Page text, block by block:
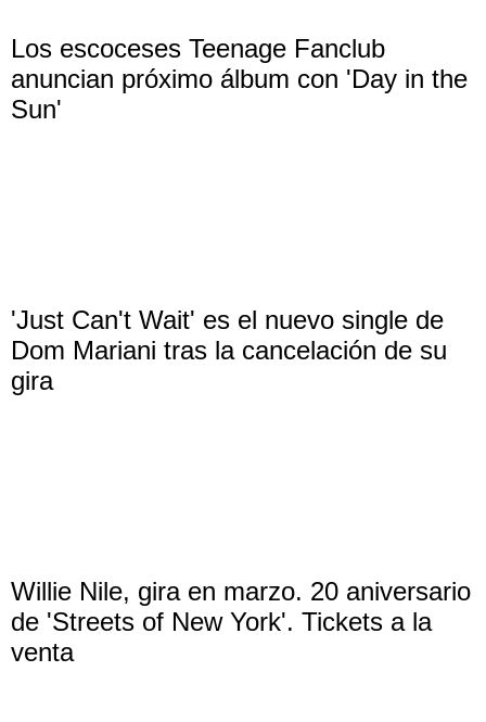
Los escoceses Teenage Fanclub
anuncian próximo álbum con 'Day in the
Sun'
'Just Can't Wait' es el nuevo single de
Dom Mariani tras la cancelación de su
gira
Willie Nile, gira en marzo. 20 aniversario
de 'Streets of New York'. Tickets a la
venta